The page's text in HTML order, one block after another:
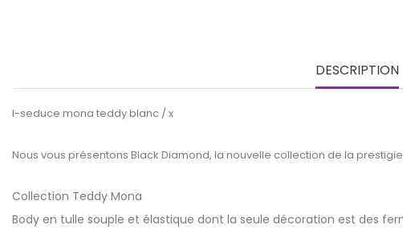
DESCRIPTION
I-seduce mona teddy blanc / x
Nous vous présentons Black Diamond, la nouvelle collection de la
Collection Teddy Mona
Body en tulle souple et élastique dont la seule décoration est des